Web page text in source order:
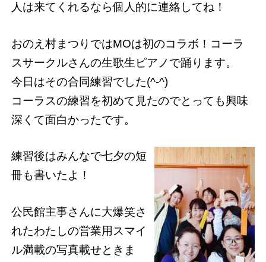
人は来てくれるなら個人的に連絡してね！
おのえ村まつりではMOは初のコラボ！コーラ
スサークルさんの生歌生ピアノで踊ります。
今日はその合同練習でした(^-^)
コーラスの練習を初めて見たのでとっても興味
深くて面白かったです。
練習後はみんなで七夕の短
冊も書いたよ！
公民館主事さんに大爆笑さ
れたわたしの営業用スマイ
ル満載の写真載せときま